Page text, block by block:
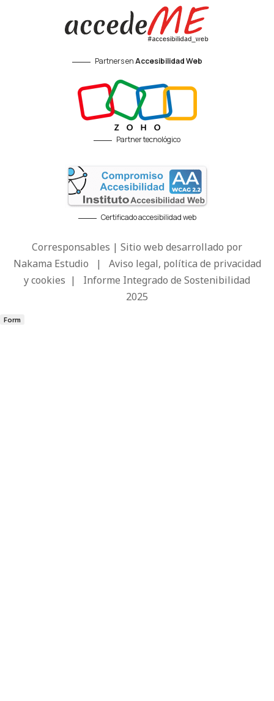
Partners enAccesibilidad Web
Partner tecnológico
Certificado accesibilidad web
Corresponsables | Sitio web desarrollado por
Nakama Estudio | Aviso legal, política de privacidad
y cookies | Informe Integrado de Sostenibilidad
2025
Form